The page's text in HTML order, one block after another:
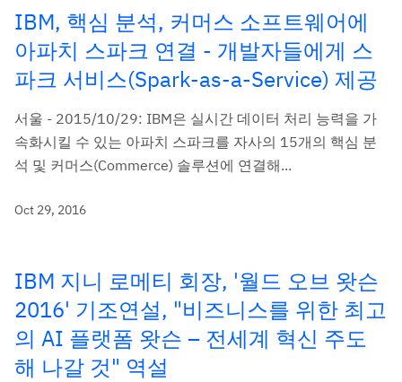
IBM, 핵심 분석, 커머스 소프트웨어에
아파치 스파크 연결 - 개발자들에게 스
파크 서비스(Spark-as-a-Service) 제공
서울 - 2015/10/29: IBM은 실시간 데이터 처리 능력을 가
속화시킬 수 있는 아파치 스파크를 자사의 15개의 핵심 분
석 및 커머스(Commerce) 솔루션에 연결해...
Oct 29, 2016
IBM 지니 로메티 회장, '월드 오브 왓슨
2016' 기조연설, "비즈니스를 위한 최고
의 AI 플랫폼 왓슨 – 전세계 혁신 주도
해 나갈 것" 역설